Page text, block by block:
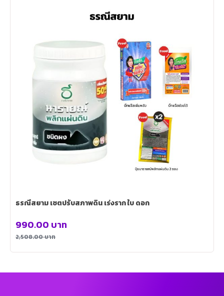
ธรณีสยาม เซตปรับสภาพดิน เร่งราก ใบ ดอก
2,508.00บาท
990.00 บาท